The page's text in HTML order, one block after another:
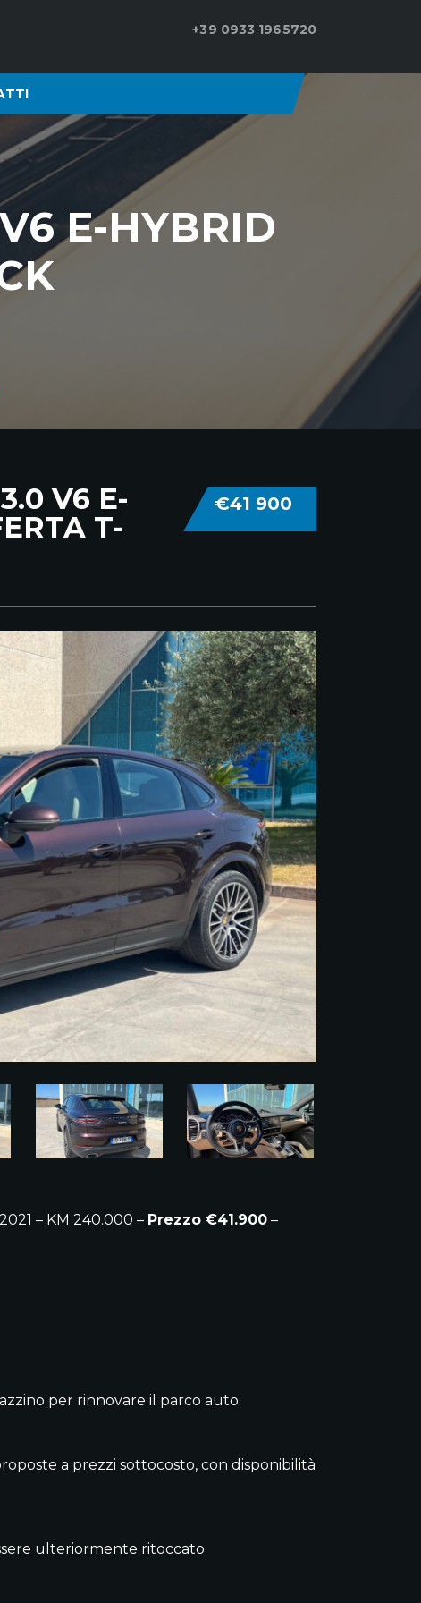
+39 0933 1965720
E-HYBRID
€41 900
V6 E-
T-
– KM 240.000 – Prezzo €41.900 –
per rinnovare il parco auto.
a prezzi sottocosto, con disponibilità
ulteriormente ritoccato.